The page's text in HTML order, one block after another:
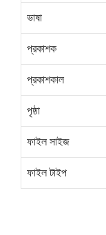
ভাষা
প্রকাশক
প্রকাশকাল
পৃষ্ঠা
ফাইল সাইজ
ফাইল টাইপ